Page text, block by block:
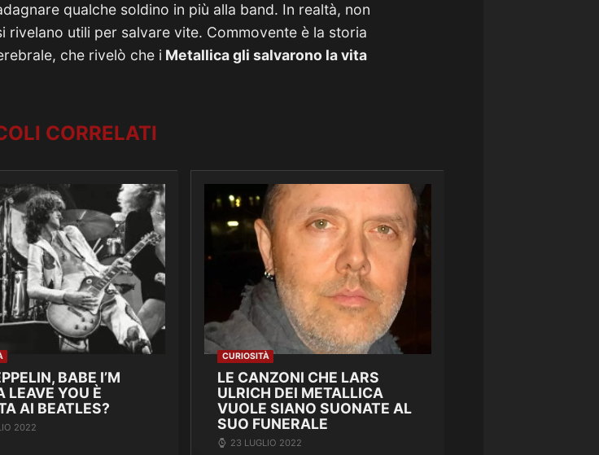
qualche soldino in più alla band. In realtà, non
rivelano utili per salvare vite. Commovente è la storia
che rivelò che i Metallica gli salvarono la vita
CORRELATI
BABE I’M
LEAVE YOU È
AI BEATLES?
2022
CURIOSITÀ
LE CANZONI CHE LARS
ULRICH DEI METALLICA
VUOLE SIANO SUONATE AL
SUO FUNERALE
23 LUGLIO 2022